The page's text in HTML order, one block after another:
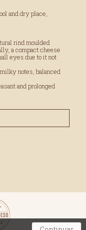
and dry place,
rind moulded
a compact cheese
eyes due to it not
notes, balanced
and prolonged